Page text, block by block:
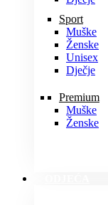
Sport
Muške
Ženske
Unisex
Dječje
Premium
Muške
Ženske